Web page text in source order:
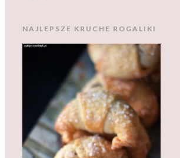
NAJLEPSZE KRUCHE ROGALIKI